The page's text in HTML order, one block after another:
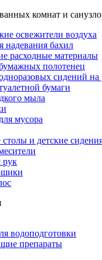
комнат и
освежители воздуха
надевания бахил
расходные материалы
полотенец
сидений на
бумаги
мыла
мусора
и детские
рук
водоподготовки
препараты